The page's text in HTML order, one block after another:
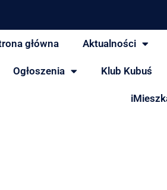
główna Aktualności
Ogłoszenia Klub Kubuś